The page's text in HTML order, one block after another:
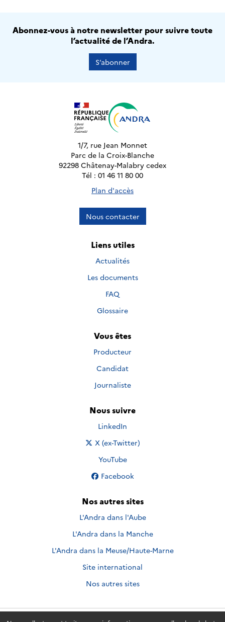
Abonnez-vous à notre newsletter pour suivre toute
l’actualité de l’Andra.
S’abonner
1/7, rue Jean Monnet
Parc de la Croix-Blanche
92298 Châtenay-Malabry cedex
Tél : 01 46 11 80 00
Plan d'accès
Nous contacter
Liens utiles
Actualités
Les documents
FAQ
Glossaire
Vous êtes
Producteur
Candidat
Journaliste
Nous suivre
Nous suivre sur
LinkedIn
Nous suivre sur
X (ex-Twitter)
Nous suivre sur
YouTube
Nous suivre sur
Facebook
Nos autres sites
L'Andra dans l'Aube
L'Andra dans la Manche
L'Andra dans la Meuse/Haute-Marne
Site international
Nos autres sites